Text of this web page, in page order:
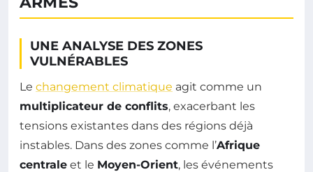
UNE ANALYSE DES ZONES
VULNÉRABLES
Le changement climatique agit comme un
multiplicateur de conflits, exacerbant les
tensions existantes dans des régions déjà
instables. Dans des zones comme l’Afrique
centrale et le Moyen-Orient, les événements